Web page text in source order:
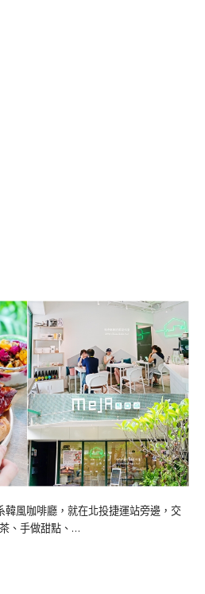
韓風咖啡廳，就在北投捷運站旁邊，交
、手做甜點、…